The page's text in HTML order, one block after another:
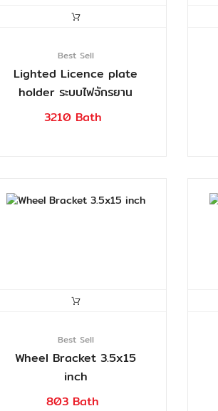
Best Sell
Lighted Licence plate
holder ระบบไฟจักรยาน
3210 Bath
Best Sell
Wheel Bracket 3.5x15
inch
803 Bath